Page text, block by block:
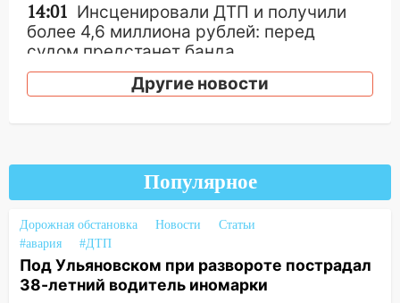
14:01 Инсценировали ДТП и получили
более 4,6 миллиона рублей: перед
судом предстанет банда
автоподставщиков
обвиняли в жестоком обращении с
животными
12:28 Миллион на «льготниках»: в
Ульяновской области перевозчик
провернул хитрую схему с чужими
проездными
Другие новости
Популярное
Дорожная обстановка Новости
Статьи
#авария
#ДТП
Под Ульяновском при развороте пострадал
38-летний водитель иномарки